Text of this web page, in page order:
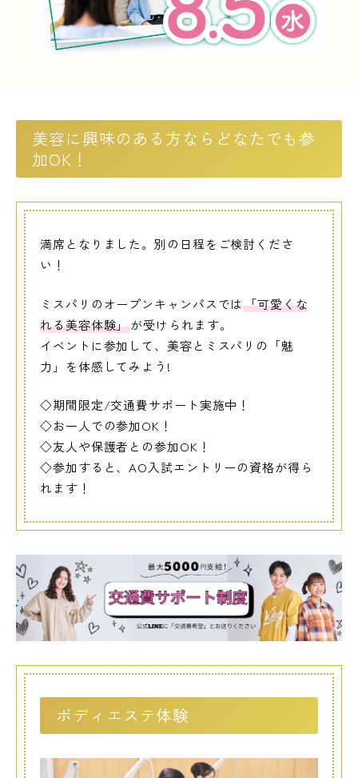
SNSをフォローして最新情報をCHECK !
美容に興味のある方ならどなたでも参
加OK！
満席となりました。別の日程をご検討くださ
い！
ミスパリのオープンキャンパスでは「可愛くな
れる美容体験」が受けられます。
イベントに参加して、美容とミスパリの「魅
力」を体感してみよう!
◇期間限定/交通費サポート実施中！
◇お一人での参加OK！
◇友人や保護者との参加OK！
◇参加すると、AO入試エントリーの資格が得ら
れます！
ボディエステ体験